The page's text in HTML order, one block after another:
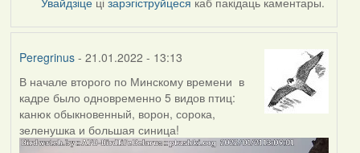
Peregrinus- 21.01.2022 - 13:13
В начале второго по Минскому времени в
кадре было одновременно 5 видов птиц:
канюк обыкновенный, ворон, сорока,
зеленушка и большая синица!